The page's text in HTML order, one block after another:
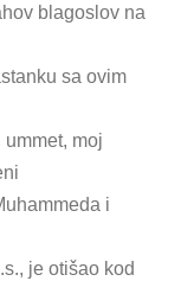
blagoslov na
sa ovim
ummet, moj
i
je otišao kod